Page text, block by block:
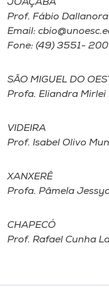
I.nova
Cultura
CPA
Biblioteca
Rádio
JOAÇABA
Prof. Fábio Dallanora
Email:
Fone: (49) 3551-
SÃO MIGUEL DO
Profa. Eliandra Mirlei
VIDEIRA
Prof. Isabel Olivo
XANXERÊ
Profa. Pâmela
CHAPECÓ
Prof. Rafael Cunha